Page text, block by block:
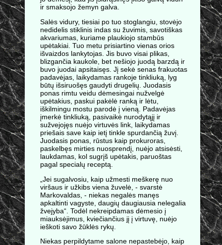
ir smaksojo žemyn galva.
Salės vidury, tiesiai po tuo stoglangiu, stovėjo
nedidelis stiklinis indas su žuvimis, savotiškas
akvariumas, kuriame plaukiojo stambūs
upėtakiai. Tuo metu prisiartino vienas orios
išvaizdos lankytojas. Jis buvo visai plikas,
blizgančia kaukole, bet nešiojo juodą barzdą ir
buvo juodai apsitaisęs. Jį sekė senas frakuotas
padavėjas, laikydamas rankoje tinkliuką, lyg
būtų išsiruošęs gaudyti drugelių. Juodasis
ponas rimtu veidu dėmesingai nužvelgė
upėtakius, paskui pakėlė ranką ir lėtu,
iškilmingu mostu parodė į vieną. Padavėjas
įmerkė tinkliuką, pasivaikė nurodytąjį ir
sužvejojęs nuėjo virtuvės link, laikydamas
priešais save kaip ietį tinkle spurdančią žuvį.
Juodasis ponas, rūstus kaip prokuroras,
paskelbęs mirties nuosprendį, nuėjo atsisėsti,
laukdamas, kol sugrįš upėtakis, paruoštas
pagal specialų receptą.
„Jei sugalvosiu, kaip užmesti meškerę nuo
viršaus ir užkibs viena žuvelė, - svarstė
Markovaldas, - niekas negalės manęs
apkaltinti vagyste, daugių daugiausia nelegalia
žvejyba“. Todėl nekreipdamas dėmesio į
miauksėjimus, kviečiančius jį į virtuvę, nuėjo
ieškoti savo žūklės rykų.
Niekas perpildytame salone nepastebėjo, kaip